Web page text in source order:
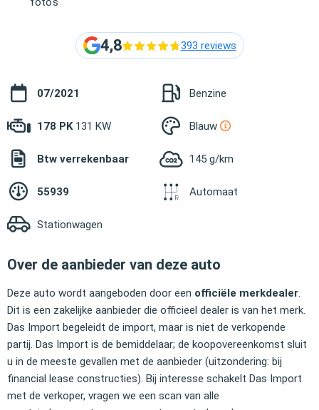
4,8 393 reviews
07/2021 Benzine
178 PK 131 KW Blauw
Btw verrekenbaar 145 g/km
55939 Automaat
Stationwagen
Over de aanbieder van deze auto
Deze auto wordt aangeboden door een officiële merkdealer
Dit is een zakelijke aanbieder die officieel dealer is van het merk.
Das Import begeleidt de import, maar is niet de verkopende
partij. Das Import is de bemiddelaar; de koopovereenkomst sluit
u in de meeste gevallen met de aanbieder (uitzondering: bij
financial lease constructies). Bij interesse schakelt Das Import
met de verkoper, vragen we een scan van alle